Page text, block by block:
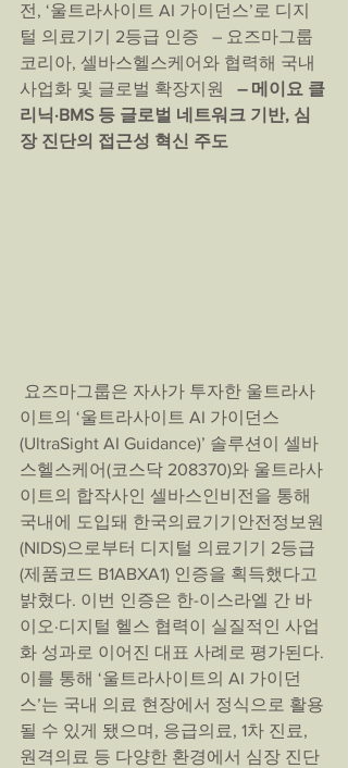
전, ‘울트라사이트 AI 가이던스’로 디지
털 의료기기 2등급 인증   – 요즈마그룹
코리아, 셀바스헬스케어와 협력해 국내
사업화 및 글로벌 확장지원
– 메이요 클
리닉·BMS 등 글로벌 네트워크 기반, 심
장 진단의 접근성 혁신 주도
요즈마그룹은 자사가 투자한 울트라사
이트의 ‘울트라사이트 AI 가이던스
(UltraSight AI Guidance)’ 솔루션이 셀바
스헬스케어(코스닥 208370)와 울트라사
이트의 합작사인 셀바스인비전을 통해
국내에 도입돼 한국의료기기안전정보원
(NIDS)으로부터 디지털 의료기기 2등급
(제품코드 B1ABXA1) 인증을 획득했다고
밝혔다. 이번 인증은 한-이스라엘 간 바
이오·디지털 헬스 협력이 실질적인 사업
화 성과로 이어진 대표 사례로 평가된다.
이를 통해 ‘울트라사이트의 AI 가이던
스’는 국내 의료 현장에서 정식으로 활용
될 수 있게 됐으며, 응급의료, 1차 진료,
원격의료 등 다양한 환경에서 심장 진단